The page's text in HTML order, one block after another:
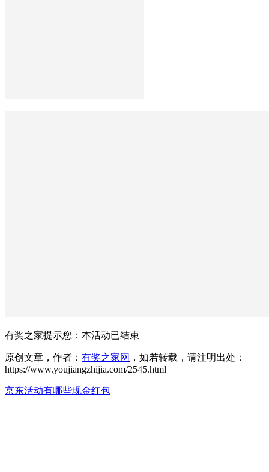
有奖之家提示您： 本活动已结束
原创文章，作者： 有奖之家网 ，如若转载，请注明出处：
https://www.youjiangzhijia.com/2545.html
京东活动有哪些现金红包